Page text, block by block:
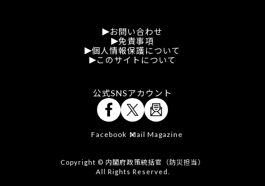
お問い合わせ
免責事項
個人情報保護について
このサイトについて
公式SNSアカウント
Facebook X
Mail Magazine
Copyright © 内閣府政策統括官（防災担当）
All Rights Reserved.